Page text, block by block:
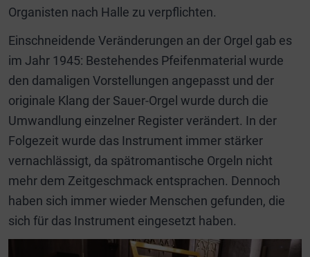
Organisten nach Halle zu verpflichten.
Einschneidende Veränderungen an der Orgel gab es
im Jahr 1945: Bestehendes Pfeifenmaterial wurde
den damaligen Vorstellungen angepasst und der
originale Klang der Sauer-Orgel wurde durch die
Umwandlung einzelner Register verändert. In der
Folgezeit wurde das Instrument immer stärker
vernachlässigt, da spätromantische Orgeln nicht
mehr dem Zeitgeschmack entsprachen. Dennoch
haben sich immer wieder Menschen gefunden, die
sich für das Instrument eingesetzt haben.